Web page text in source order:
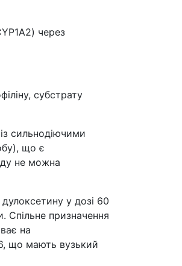
через
субстрату
сильнодіючими
що є
не можна
у дозі 60
Спільне призначення
на
що мають вузький